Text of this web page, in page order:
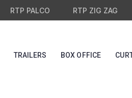
RTP PALCO RTP ZIG ZAG
TRAILERS BOX OFFICE